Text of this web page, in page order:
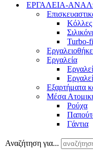
ΕΡΓΑΛΕΙΑ-
Κόλλες
Turbo-
Εργαλεία
Εξαρτήματα
Μέσα
Ρούχα
Γάντια
Αναζήτηση για...